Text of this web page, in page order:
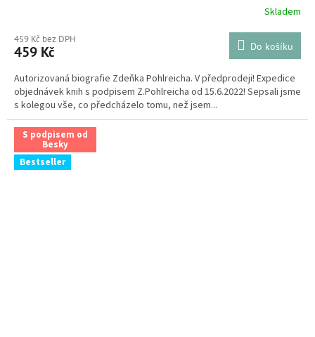
Skladem
459 Kč bez DPH
459 Kč Do košíku
Autorizovaná biografie Zdeňka Pohlreicha. V předprodeji! Expedice
objednávek knih s podpisem Z.Pohlreicha od 15.6.2022! Sepsali jsme
s kolegou vše, co předcházelo tomu, než jsem...
S podpisem od
Besky
Bestseller